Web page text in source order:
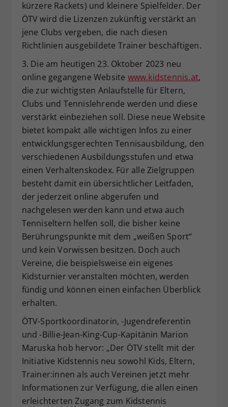
kürzere Rackets) und kleinere Spielfelder. Der
ÖTV wird die Lizenzen zukünftig verstärkt an
jene Clubs vergeben, die nach diesen
Richtlinien ausgebildete Trainer beschäftigen.
3. Die am heutigen 23. Oktober 2023 neu
online gegangene Website www.kidstennis.at,
die zur wichtigsten Anlaufstelle für Eltern,
Clubs und Tennislehrende werden und diese
verstärkt einbeziehen soll. Diese neue Website
bietet kompakt alle wichtigen Infos zu einer
entwicklungsgerechten Tennisausbildung, den
verschiedenen Ausbildungsstufen und etwa
einen Verhaltenskodex. Für alle Zielgruppen
besteht damit ein übersichtlicher Leitfaden,
der jederzeit online abgerufen und
nachgelesen werden kann und etwa auch
Tenniseltern helfen soll, die bisher keine
Berührungspunkte mit dem „weißen Sport“
und kein Vorwissen besitzen. Doch auch
Vereine, die beispielsweise ein eigenes
Kidsturnier veranstalten möchten, werden
fündig und können einen einfachen Überblick
erhalten.
ÖTV-Sportkoordinatorin, -Jugendreferentin
und -Billie-Jean-King-Cup-Kapitänin Marion
Maruska hob hervor: „Der ÖTV stellt mit der
Initiative Kidstennis neu sowohl Kids, Eltern,
Trainer:innen als auch Vereinen jetzt mehr
Informationen zur Verfügung, die allen einen
erleichterten Zugang zum Kidstennis